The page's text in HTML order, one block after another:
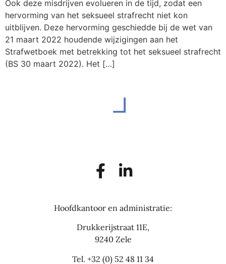
Ook deze misdrijven evolueren in de tijd, zodat een
hervorming van het seksueel strafrecht niet kon
uitblijven. Deze hervorming geschiedde bij de wet van
21 maart 2022 houdende wijzigingen aan het
Strafwetboek met betrekking tot het seksueel strafrecht
(BS 30 maart 2022). Het […]
Hoofdkantoor en administratie:
Drukkerijstraat 11E,
9240 Zele
Tel. +32 (0) 52 48 11 34